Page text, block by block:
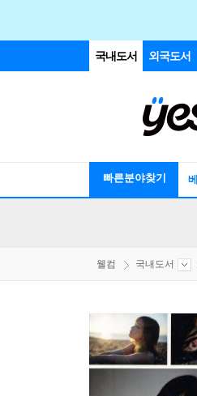
국내도서 외국도서
빠른분야찾기
웰컴 국내도서